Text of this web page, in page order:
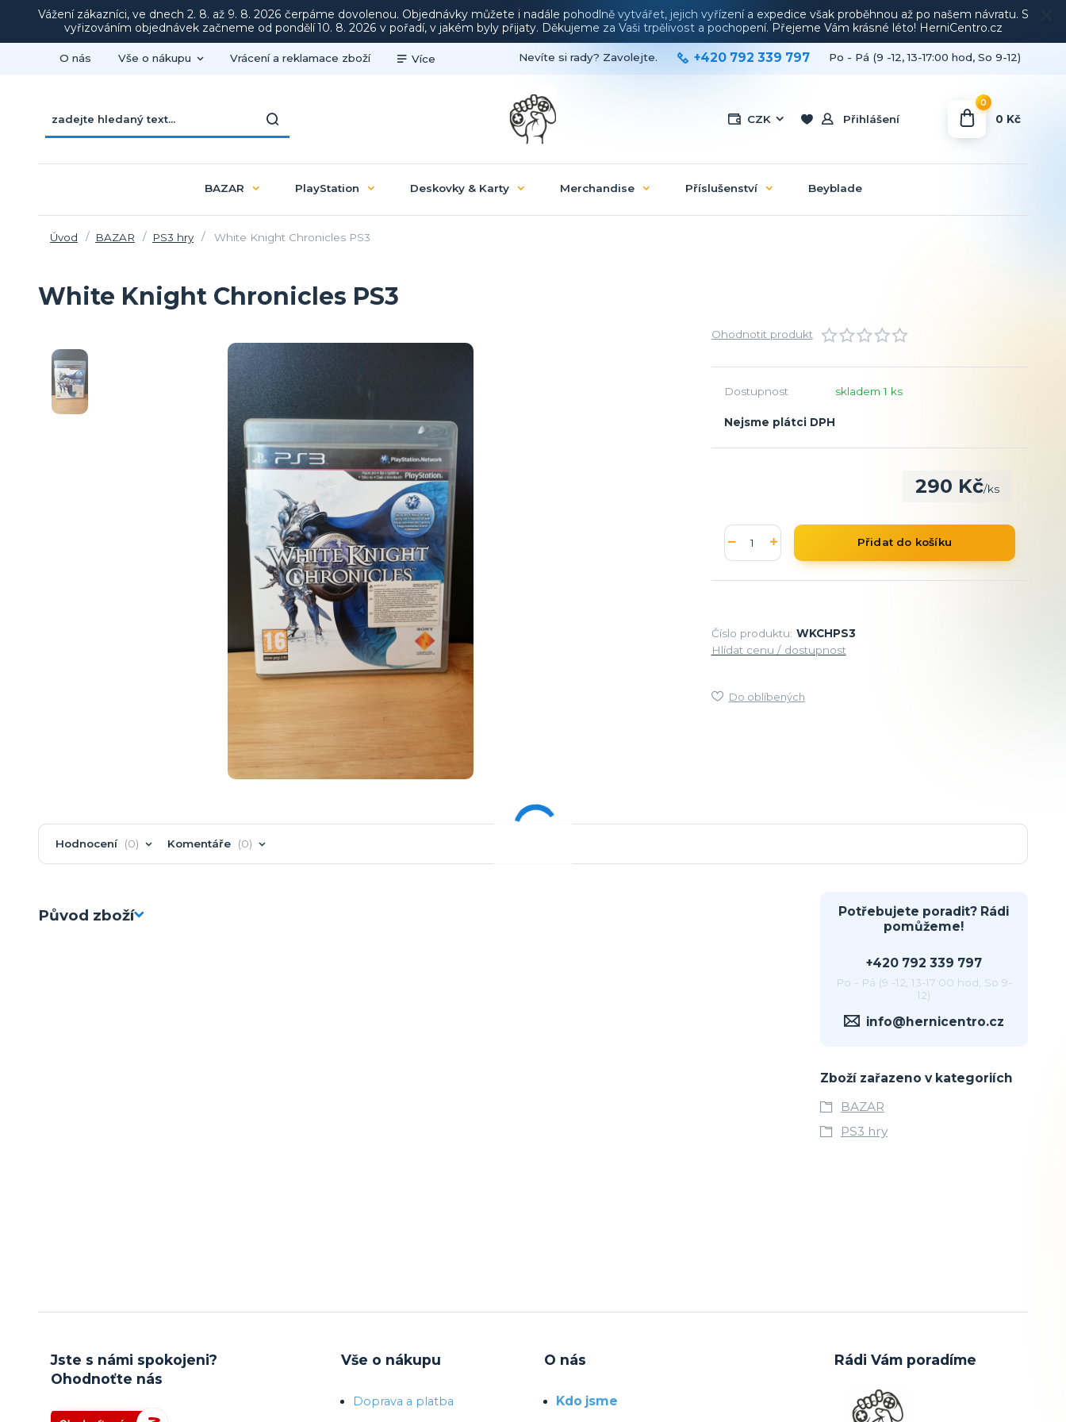
Vážení zákazníci, ve dnech 2. 8. až 9. 8. 2026 čerpáme dovolenou. Objednávky můžete i nadále pohodlně vytvářet, jejich vyřízení a expedice však proběhnou až po našem návratu. S
vyřizováním objednávek začneme od pondělí 10. 8. 2026 v pořadí, v jakém byly přijaty. Děkujeme za Vaši trpělivost a pochopení. Přejeme Vám krásné léto! HerniCentro.cz
O nás Vše o nákupu Vrácení a reklamace zboží Více
CZK Přihlášení
Nevíte si rady? Zavolejte. +420 792 339 797 Po - Pá (9 -12, 13-17:00 hod, So 9-12)
0
0 Kč
BAZAR PlayStation Deskovky & Karty Merchandise Příslušenství Beyblade
Úvod BAZAR PS3 hry White Knight Chronicles PS3
White Knight Chronicles PS3
Ohodnotit produkt
Dostupnost skladem 1 ks
Nejsme plátci DPH
290 Kč/ks
Přidat do košíku
Číslo produktu: WKCHPS3
Hlídat cenu / dostupnost
Do oblíbených
Hodnocení 0 Komentáře 0
Původ zboží
Potřebujete poradit? Rádi
pomůžeme!
+420 792 339 797
Po - Pá (9 -12, 13-17:00 hod, So 9-
12)
info@hernicentro.cz
Zboží zařazeno v kategoriích
BAZAR
PS3 hry
Jste s námi spokojeni?
Ohodnoťte nás
Vše o nákupu
Doprava a platba
O nás
Kdo jsme
Rádi Vám poradíme